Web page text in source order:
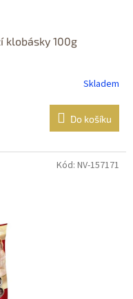
klobásky 100g
Skladem
Do košíku
Kód: NV-157171